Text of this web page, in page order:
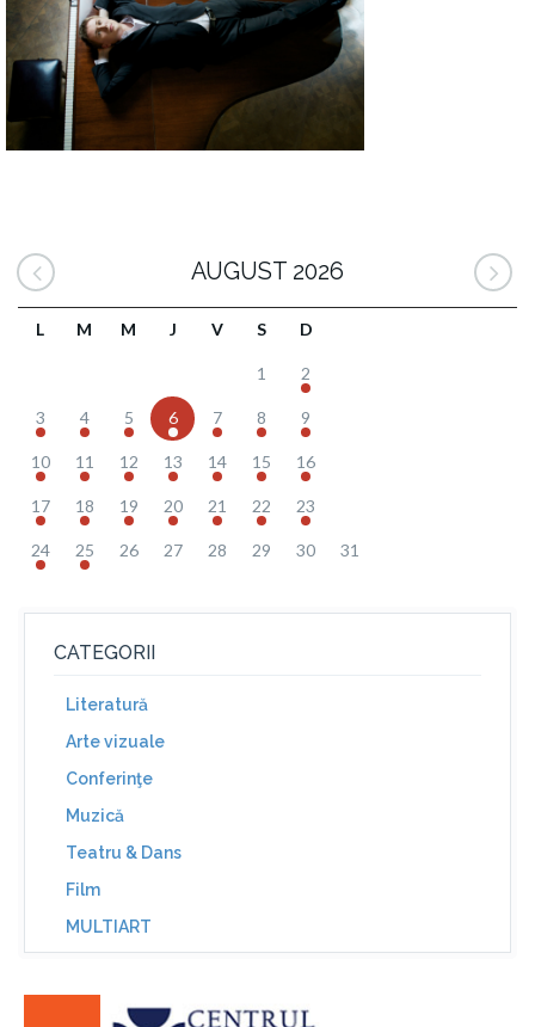
AUGUST 2026
L M M J V S D
1 2
3 4 5 6 7 8 9
10 11 12 13 14 15 16
17 18 19 20 21 22 23
24 25 26 27 28 29 30 31
CATEGORII
Literatură
Arte vizuale
Conferinţe
Muzică
Teatru & Dans
Film
MULTIART